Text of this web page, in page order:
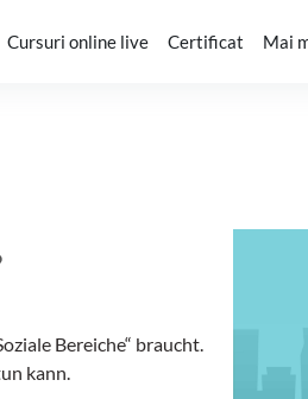
Cursuri online live Certificat Mai
Bereiche“ braucht.
kann.